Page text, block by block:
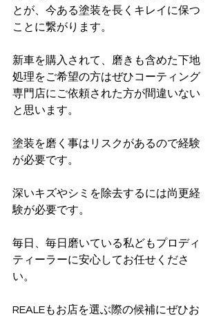
とが、今ある塗装を長くキレイに保つ
ことに繋がります。
新車を購入されて、磨きも含めた下地
処理をご希望の方はぜひコーティング
専門店にご依頼された方が間違いない
と思います。
塗装を磨く事はリスクがあるので経験
が必要です。
深いキズやシミを除去するには尚更経
験が必要です。
毎日、毎日磨いている私どもプロディ
ティーラーに安心してお任せくださ
い。
REALEもお店を選ぶ際の候補にぜひお